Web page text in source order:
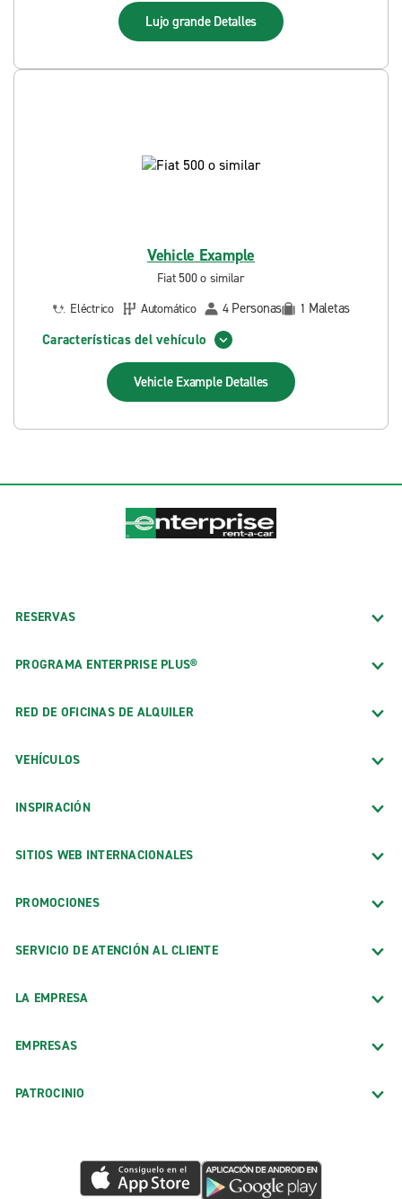
Lujo grande Detalles
Vehicle Example
Fiat 500 o similar
Eléctrico
Automático 4 Personas 1 Maletas
Características del vehículo
Vehicle Example Detalles
RESERVAS
PROGRAMA ENTERPRISE PLUS®
RED DE OFICINAS DE ALQUILER
VEHÍCULOS
INSPIRACIÓN
SITIOS WEB INTERNACIONALES
PROMOCIONES
SERVICIO DE ATENCIÓN AL CLIENTE
LA EMPRESA
EMPRESAS
PATROCINIO